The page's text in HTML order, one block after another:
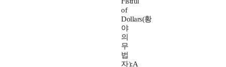
of
Dollars(황
야
의
무
법
자):A